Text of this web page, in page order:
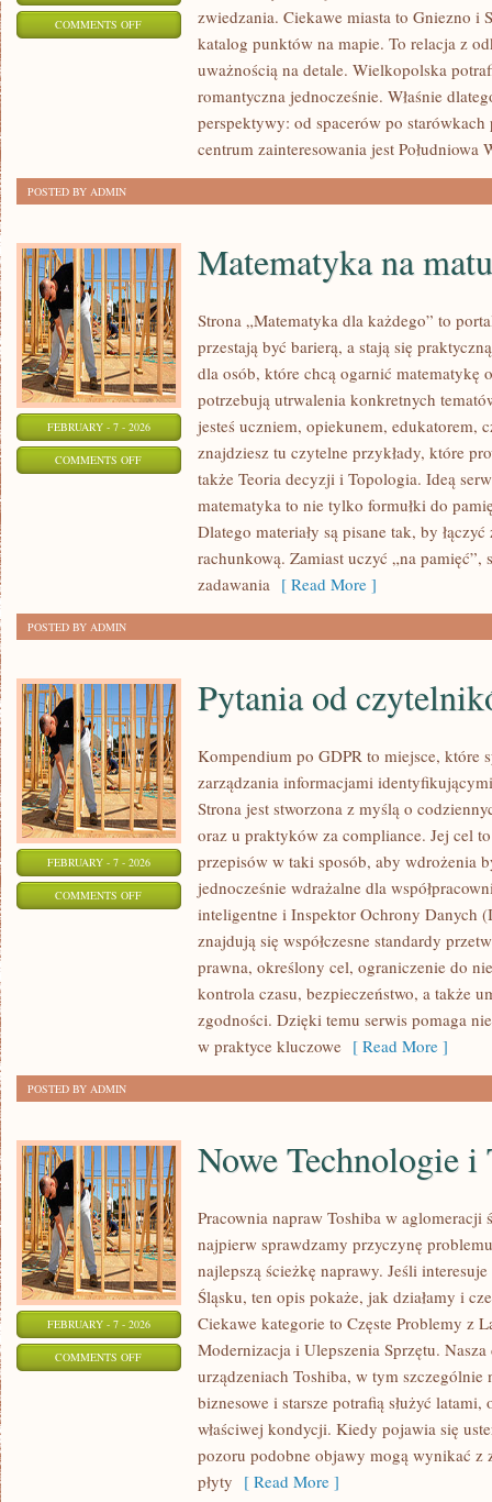
COMMENTS OFFON
KROTOSZYN
zwiedzania. Ciekawe miasta to Gniezno i
katalog punktów na mapie. To relacja z
uważnością na detale. Wielkopolska
romantyczna jednocześnie. Właśnie
perspektywy: od spacerów po
centrum zainteresowania jest Południowa
POSTED BY ADMIN
FEBRUARY - 7 - 2026
COMMENTS OFFON
MATEMATYKA
Matematyka na
Strona „Matematyka dla każdego” to
przestają być barierą, a stają się
dla osób, które chcą ogarnić matematykę
potrzebują utrwalenia konkretnych
jesteś uczniem, opiekunem, edukatorem,
znajdziesz tu czytelne przykłady, które
także Teoria decyzji i Topologia. Ideą
matematyka to nie tylko formułki do
Dlatego materiały są pisane tak, by
rachunkową. Zamiast uczyć „na pamięć”,
zadawania [ Read More ]
POSTED BY ADMIN
FEBRUARY - 7 - 2026
COMMENTS OFFON
CZYTELNIKÓW
Pytania od
Kompendium po GDPR to miejsce, które
zarządzania informacjami
Strona jest stworzona z myślą o
oraz u praktyków za compliance. Jej cel
przepisów w taki sposób, aby wdrożenia
jednocześnie wdrażalne dla
inteligentne i Inspektor Ochrony Danych
znajdują się współczesne standardy
prawna, określony cel, ograniczenie do
kontrola czasu, bezpieczeństwo, a także
zgodności. Dzięki temu serwis pomaga
w praktyce kluczowe [ Read More ]
POSTED BY ADMIN
FEBRUARY - 7 - 2026
COMMENTS OFFON
TECHNOLOGIE
Nowe Technologie i
Pracownia napraw Toshiba w
najpierw sprawdzamy przyczynę
najlepszą ścieżkę naprawy. Jeśli
Śląsku, ten opis pokaże, jak działamy i
Ciekawe kategorie to Częste Problemy z
Modernizacja i Ulepszenia Sprzętu.
urządzeniach Toshiba, w tym
biznesowe i starsze potrafią służyć
właściwej kondycji. Kiedy pojawia się
pozoru podobne objawy mogą wynikać z
płyty [ Read More ]